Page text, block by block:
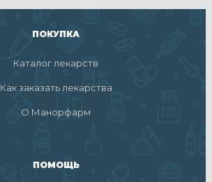
ПОКУПКА
Каталог лекарств
Как заказать лекарства
О Манорфарм
ПОМОЩЬ